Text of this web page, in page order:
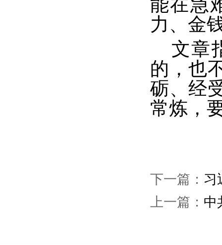
能在急
力、金
文章
的，也
砺、经
常炼，
下一篇： 习
上一篇： 中